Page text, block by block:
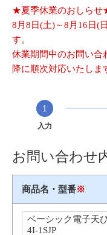
★夏季休業のおしら
8月8日(土)～8月16日(
す。
休業期間中のお問い合
降に順次対応いたしま
1
入力
お問い合わせ
商品名・型番※